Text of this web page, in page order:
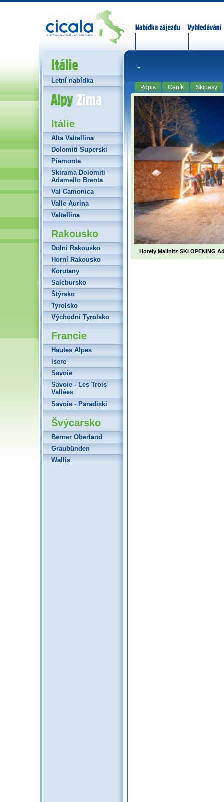
-
Popis Ceník Skipasy
Hotely Mallnitz SKI OPENING
Itálie
Letní nabídka
Alpy Zima
Itálie
Alta Valtellina
Dolomiti Superski
Piemonte
Skirama Dolomiti
Adamello Brenta
Val Camonica
Valle Aurina
Valtellina
Rakousko
Dolní Rakousko
Horní Rakousko
Korutany
Salcbursko
Štýrsko
Tyrolsko
Východní Tyrolsko
Francie
Hautes Alpes
Isere
Savoie
Savoie - Les Trois
Vallées
Savoie - Paradiski
Švýcarsko
Berner Oberland
Graubünden
Wallis